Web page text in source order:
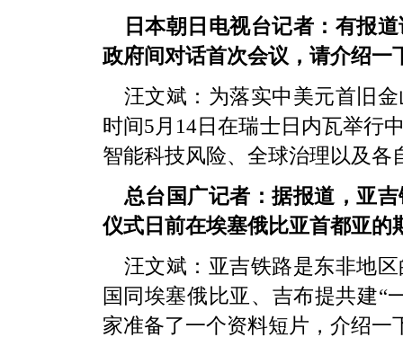
日本朝日电视台记者：有报
政府间对话首次会议，请介绍一
汪文斌：为落实中美元首旧
时间5月14日在瑞士日内瓦举行
智能科技风险、全球治理以及各
总台国广记者：据报道，亚
仪式日前在埃塞俄比亚首都亚
汪文斌：亚吉铁路是东非地
国同埃塞俄比亚、吉布提共建“
家准备了一个资料短片，介绍一